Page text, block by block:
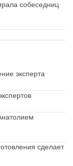
собеседниц
эксперта
сделает